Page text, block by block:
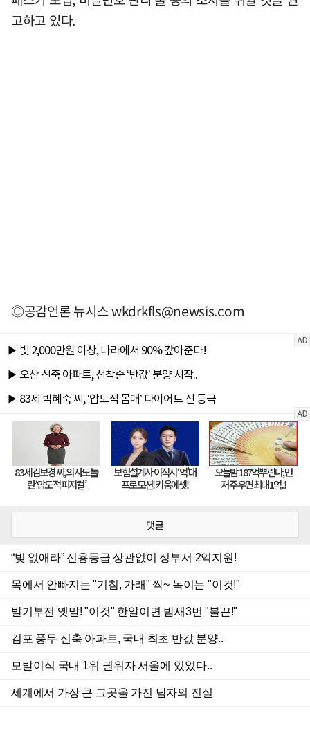
고하고 있다.
◎공감언론 뉴시스wkdrkfls@newsis.com
댓글